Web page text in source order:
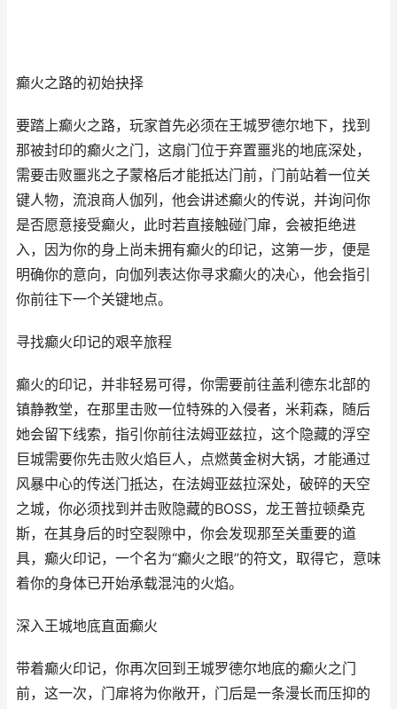
癫火之路的初始抉择
要踏上癫火之路，玩家首先必须在王城罗德尔地下，找到
那被封印的癫火之门，这扇门位于弃置噩兆的地底深处，
需要击败噩兆之子蒙格后才能抵达门前，门前站着一位关
键人物，流浪商人伽列，他会讲述癫火的传说，并询问你
是否愿意接受癫火，此时若直接触碰门扉，会被拒绝进
入，因为你的身上尚未拥有癫火的印记，这第一步，便是
明确你的意向，向伽列表达你寻求癫火的决心，他会指引
你前往下一个关键地点。
寻找癫火印记的艰辛旅程
癫火的印记，并非轻易可得，你需要前往盖利德东北部的
镇静教堂，在那里击败一位特殊的入侵者，米莉森，随后
她会留下线索，指引你前往法姆亚兹拉，这个隐藏的浮空
巨城需要你先击败火焰巨人，点燃黄金树大锅，才能通过
风暴中心的传送门抵达，在法姆亚兹拉深处，破碎的天空
之城，你必须找到并击败隐藏的BOSS，龙王普拉顿桑克
斯，在其身后的时空裂隙中，你会发现那至关重要的道
具，癫火印记，一个名为“癫火之眼”的符文，取得它，意味
着你的身体已开始承载混沌的火焰。
深入王城地底直面癫火
带着癫火印记，你再次回到王城罗德尔地底的癫火之门
前，这一次，门扉将为你敞开，门后是一条漫长而压抑的